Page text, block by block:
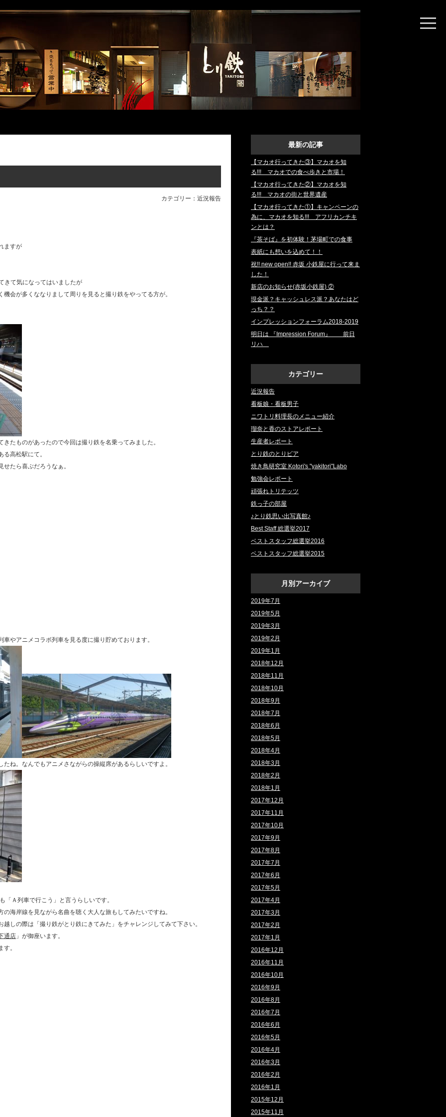
カテゴリー：近況報告
ますが
きて気になってはいましたが
会が多くななりまして周りを見ると撮り鉄をやってる方が。
たものがあったので今回は撮り鉄を名乗ってみました。
る高松駅にて。
たら喜ぶだろうなぁ。
やアニメコラボ列車を見る度に撮り貯めております。
ね。なんでもアニメさながらの操縦席があるらしいですよ。
「Ａ列車で行こう」と言うらしいです。
海岸線を見ながら名曲を聴く大人な旅もしてみたいですね。
しの際は「撮り鉄がとり鉄にきてみた」をチャレンジしてみて下さい。
通店 」が御座います。
。
最新の記事
【マカオ行ってきた③】マカオを知
る!!! マカオでの食べ歩きと市場！
【マカオ行ってきた②】マカオを知
る!!! マカオの街と世界遺産
【マカオ行ってきた①】キャンペーンの
為に、マカオを知る!!! アフリカンチキ
ンとは？
『茶そば』を初体験！茅場町での食事
表紙にも想いを込めて！！
祝!! new open!! 赤坂 小鉄屋に行って来ま
した！
新店のお知らせ(赤坂小鉄屋) ②
現金派？キャッシュレス派？あなたはど
っち？？
インプレッションフォーラム2018‐2019
明日は 『Impression Forum』 前日
リハ
カテゴリー
近況報告
看板娘・看板男子
ニワトリ料理長のメニュー紹介
瑠奈と香のストアレポート
生産者レポート
とり鉄のとりビア
焼き鳥研究室 Kotori's "yakitori"Labo
勉強会レポート
頑張れトリテッツ
鉄っ子の部屋
♪とり鉄思い出写真館♪
Best Staff 総選挙2017
ベストスタッフ総選挙2016
ベストスタッフ総選挙2015
月別アーカイブ
2019年7月
2019年5月
2019年3月
2019年2月
2019年1月
2018年12月
2018年11月
2018年10月
2018年9月
2018年7月
2018年6月
2018年5月
2018年4月
2018年3月
2018年2月
2018年1月
2017年12月
2017年11月
2017年10月
2017年9月
2017年8月
2017年7月
2017年6月
2017年5月
2017年4月
2017年3月
2017年2月
2017年1月
2016年12月
2016年11月
2016年10月
2016年9月
2016年8月
2016年7月
2016年6月
2016年5月
2016年4月
2016年3月
2016年2月
2016年1月
2015年12月
2015年11月